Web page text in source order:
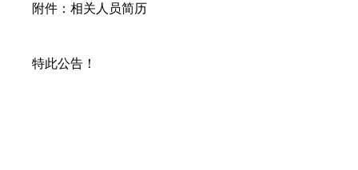
附件：相关人员简历
特此公告！